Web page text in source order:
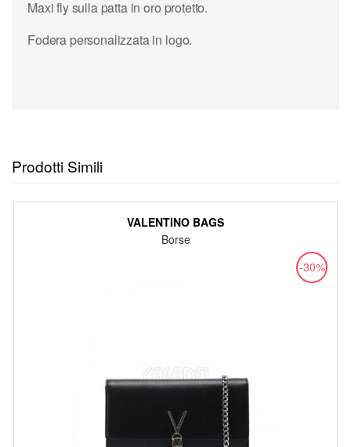
Maxi fly sulla patta in oro protetto.
Fodera personalizzata in logo.
Prodotti Simili
VALENTINO BAGS
Borse
-30%